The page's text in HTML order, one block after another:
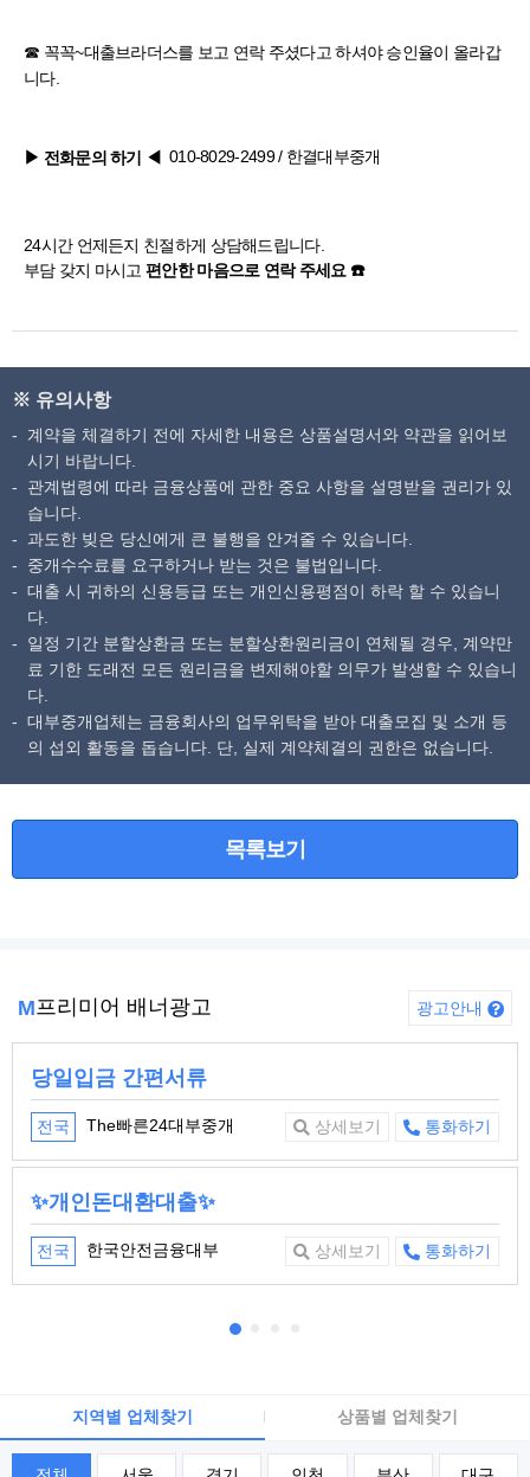
☎ 꼭꼭~대출브라더스를 보고 연락 주셨다고 하셔야 승인율이 올라갑
니다.
▶ 전화문의 하기 ◀ 010-8029-2499/ 한결대부중개
24시간 언제든지 친절하게 상담해드립니다.
부담 갖지 마시고 편안한 마음으로 연락 주세요 ☎️
※ 유의사항
계약을 체결하기 전에 자세한 내용은 상품설명서와 약관을 읽어보
시기 바랍니다.
관계법령에 따라 금융상품에 관한 중요 사항을 설명받을 권리가 있
습니다.
과도한 빚은 당신에게 큰 불행을 안겨줄 수 있습니다.
중개수수료를 요구하거나 받는 것은 불법입니다.
대출 시 귀하의 신용등급 또는 개인신용평점이 하락 할 수 있습니
다.
일정 기간 분할상환금 또는 분할상환원리금이 연체될 경우, 계약만
료 기한 도래전 모든 원리금을 변제해야할 의무가 발생할 수 있습니
다.
대부중개업체는 금융회사의 업무위탁을 받아 대출모집 및 소개 등
의 섭외 활동을 돕습니다. 단, 실제 계약체결의 권한은 없습니다.
목록보기
M프리미어 배너광고 광고안내
당일입금 간편서류
전국 The빠른24대부중개 상세보기 통화하기
✨개인돈대환대출✨
전국 한국안전금융대부 상세보기 통화하기
지역별 업체찾기 상품별 업체찾기